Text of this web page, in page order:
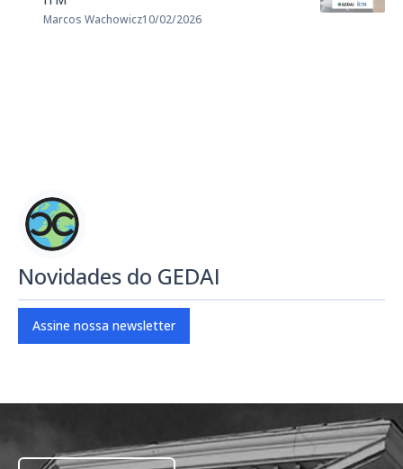
Marcos Wachowicz10/02/2026
Novidades do GEDAI
Assine nossa newsletter